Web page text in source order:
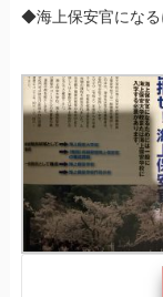
◆海上保安官になる